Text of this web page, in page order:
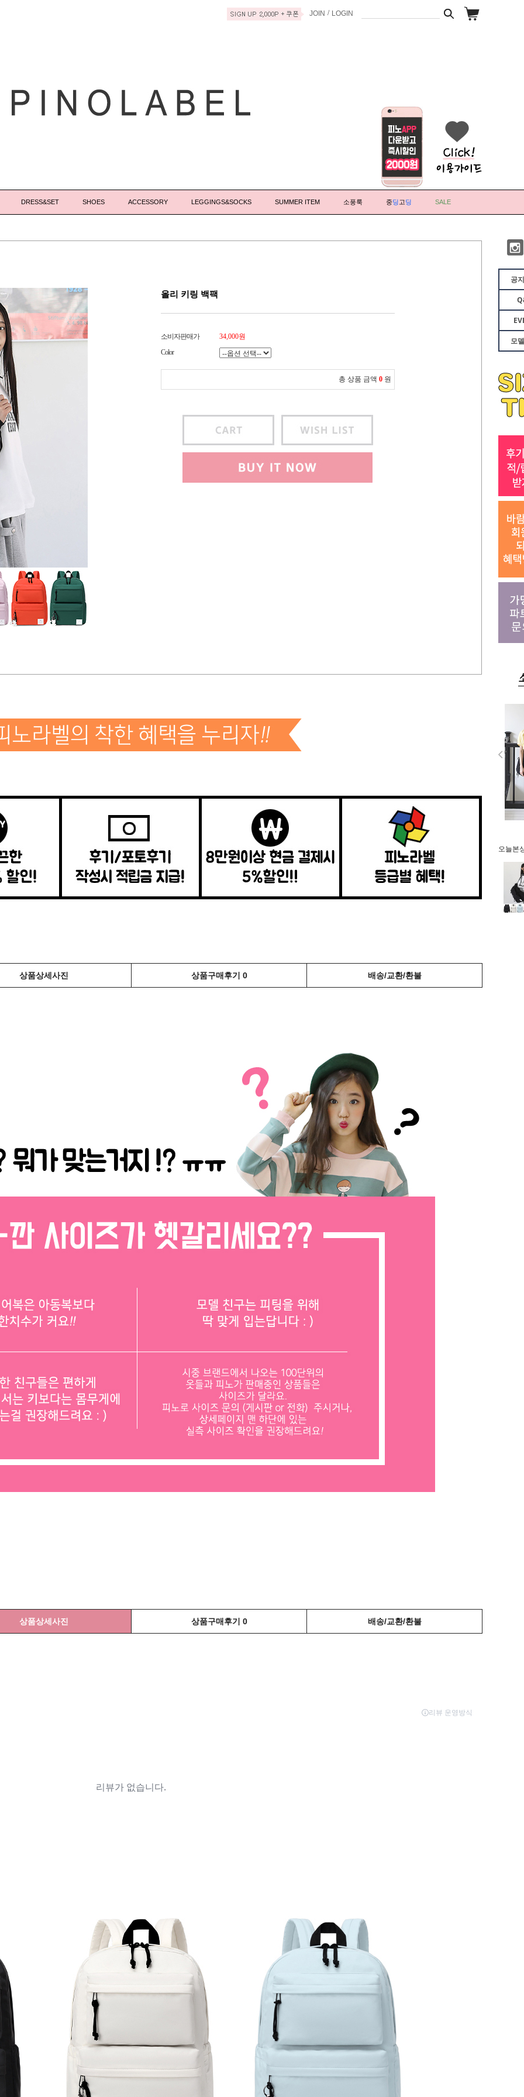
JOIN / LOGIN
공
모
오늘본
DRESS&SET SHOES ACCESSORY LEGGINGS&SOCKS SUMMER ITEM 소풍룩 중딩고딩 SALE
올리 키링 백팩
소비자판매가
34,000원
Color
총 상품 금액 0 원
상품상세사진 상품구매후기 0 배송/교환/환불
상품상세사진 상품구매후기 0 배송/교환/환불